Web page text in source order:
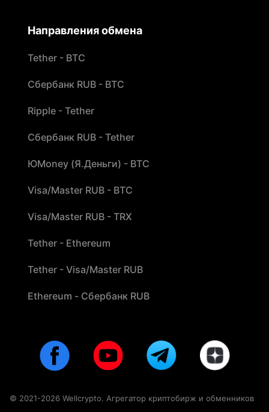
Направления обмена
Tether - BTC
Сбербанк RUB - BTC
Ripple - Tether
Сбербанк RUB - Tether
ЮMoney (Я.Деньги) - BTC
Visa/Master RUB - BTC
Visa/Master RUB - TRX
Tether - Ethereum
Tether - Visa/Master RUB
Ethereum - Сбербанк RUB
© 2021-2026 Wellcrypto. Агрегатор криптобирж и обменников